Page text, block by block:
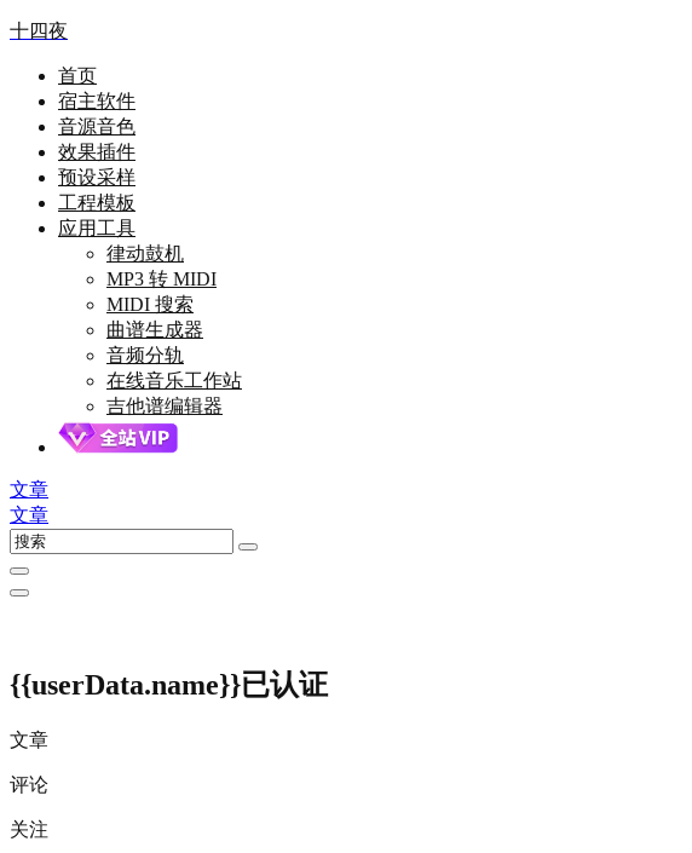
十四夜
首页
宿主软件
音源音色
效果插件
预设采样
工程模板
应用工具
律动鼓机
MP3 转 MIDI
MIDI 搜索
曲谱生成器
音频分轨
在线音乐工作站
吉他谱编辑器
文章
文章
{{userData.name}}已认证
文章
评论
关注